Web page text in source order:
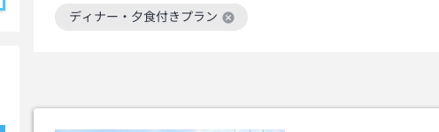
ディナー・夕食付きプラン
この絞り込み条件を解除